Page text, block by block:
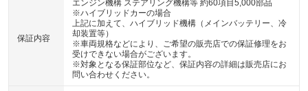
保証内容
エンジン機構 ステアリング機構等 約60項目5,000部品
※ハイブリッドカーの場合
上記に加えて、ハイブリッド機構（メインバッテリー、冷
却装置等）
※車両規格などにより、ご希望の販売店での保証修理をお
受けできない場合がございます。
※対象となる保証部位など、保証内容の詳細は販売店にお
問い合わせください。